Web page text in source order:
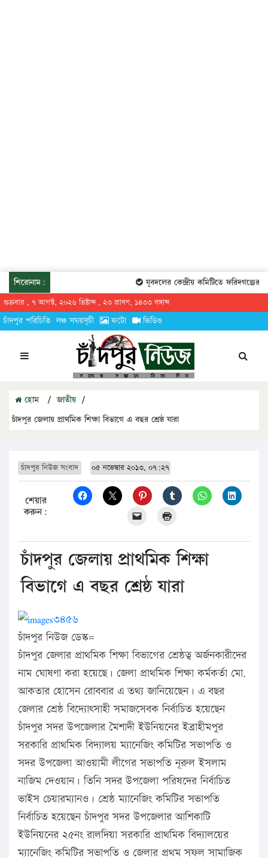
শিরোনাম: যুবদলের কেন্দ্রীয় কমিটিতে ফরিদগঞ্জের
শুক্রবার , ৭ আগস্ট, ২০২৬ খ্রিষ্টাব্দ , ২৩ শ্রাবণ, ১৪৩৩ বঙ্গাব্দ
চাঁদপুর পরিচিতি লঞ্চ সময়সূচী ফটো ভিডিও
হোম / জাতীয় /
চাঁদপুর জেলায় প্রাথমিক শিক্ষা বিভাগে এ বছর শ্রেষ্ঠ যারা
চাঁদপুর নিউজ সংবাদ ০৫ নভেম্বার ২০১৩, ০৭:২৭
শেয়ার
করুন:
চাঁদপুর জেলায় প্রাথমিক শিক্ষা
বিভাগে এ বছর শ্রেষ্ঠ যারা
চাঁদপুর নিউজ ডেস্ক=
চাঁদপুর জেলার প্রাথমিক শিক্ষা বিভাগের শ্রেষ্ঠত্ব অর্জনকারীদের
নাম ঘোষণা করা হয়েছে। জেলা প্রাথমিক শিক্ষা কর্মকর্তা মো.
আকতার হোসেন রোববার এ তথ্য জানিয়েছেন। এ বছর
জেলার শ্রেষ্ঠ বিদ্যোৎসাহী সমাজসেবক নির্বাচিত হয়েছেন
চাঁদপুর সদর উপজেলার মৈশাদী ইউনিয়নের ইব্রাহীমপুর
সরকারি প্রাথমিক বিদ্যালয় ম্যানেজিং কমিটির সভাপতি ও
সদর উপজেলা আওয়ামী লীগের সভাপতি নূরুল ইসলাম
নাজিম দেওয়ান। তিনি সদর উপজেলা পরিষদের নির্বাচিত
ভাইস চেয়ারম্যানও। শ্রেষ্ঠ ম্যানেজিং কমিটির সভাপতি
নির্বাচিত হয়েছেন চাঁদপুর সদর উপজেলার আশিকাটি
ইউনিয়নের ২৫নং রালদিয়া সরকারি প্রাথমিক বিদ্যালয়ের
ম্যানেজিং কমিটির সভাপতি ও জেলার প্রথম সফল সামাজিক